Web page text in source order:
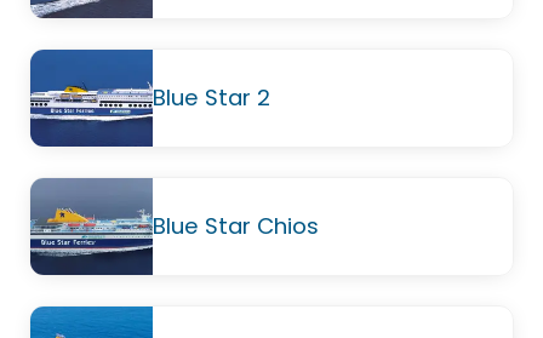
Blue Star 2
Blue Star Chios